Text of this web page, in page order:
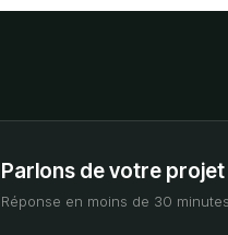
Parlons de votre projet
Réponse en moins de 30